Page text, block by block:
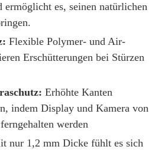
ermöglicht es, seinen natürlichen
Flexible Polymer- und Air-
Erschütterungen bei Stürzen
Erhöhte Kanten
indem Display und Kamera von
werden
nur 1,2 mm Dicke fühlt es sich